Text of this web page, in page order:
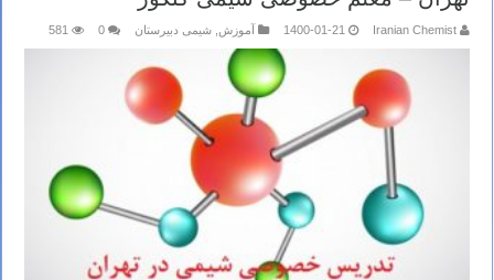
Iranian Chemist
1400-01-21 آموزش شیمی دبیرستان 0
581